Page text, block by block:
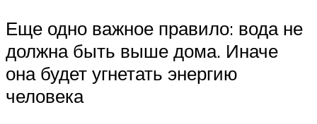
Еще одно важное правило: вода не
должна быть выше дома. Иначе
она будет угнетать энергию
человека